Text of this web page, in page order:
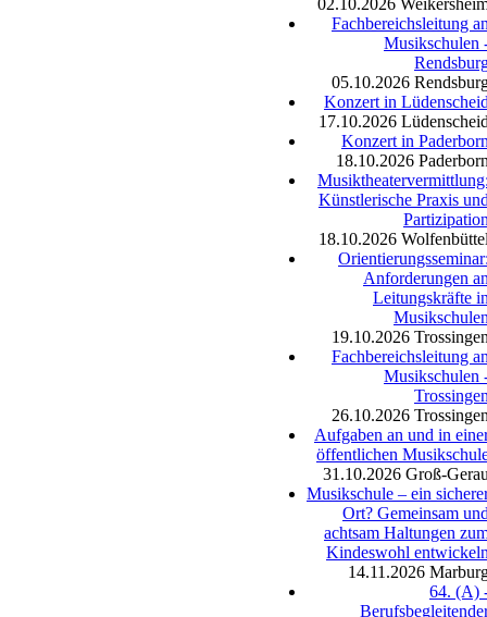
02.10.2026
Fachbereichsleitung
Musikschulen
05.10.2026
Konzert in
17.10.2026
Konzert in
18.10.2026
Künstlerische Praxis
18.10.2026
Anforderungen
Leitungskräfte
19.10.2026
Fachbereichsleitung
Musikschulen
26.10.2026
Aufgaben an und in
öffentlichen
31.10.2026 Groß-
Musikschule – ein
Ort? Gemeinsam
achtsam Haltungen
Kindeswohl
14.11.2026
64. (A)